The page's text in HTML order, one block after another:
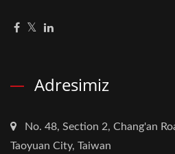
Adresimiz
No. 48, Section 2, Chang'an
Taoyuan City, Taiwan